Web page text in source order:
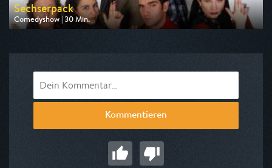
Sechserpack
Comedyshow | 30 Min.
Ausgestrahlt von Sport 1
Kommentieren